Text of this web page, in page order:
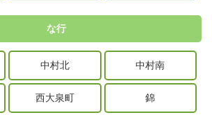
な行
中村北 中村南
西大泉町 錦